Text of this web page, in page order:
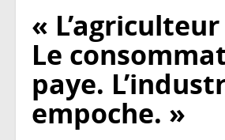
«
Le
paye.
empoche. »